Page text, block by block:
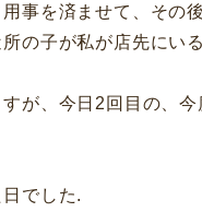
事を済ませて、その
の子が私が店先にい
が、今日2回目の、今
でした.